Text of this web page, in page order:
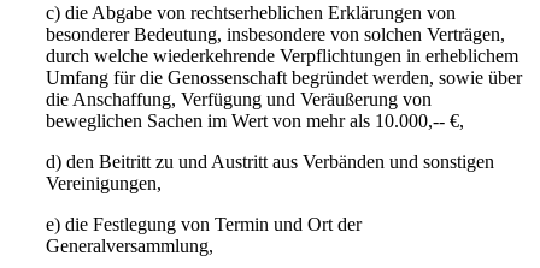
c) die Abgabe von rechtserheblichen Erklärungen von
besonderer Bedeutung, insbesondere von solchen Verträgen,
durch welche wiederkehrende Verpflichtungen in erheblichem
Umfang für die Genossenschaft begründet werden, sowie über
die Anschaffung, Verfügung und Veräußerung von
beweglichen Sachen im Wert von mehr als 10.000,-- €,
d) den Beitritt zu und Austritt aus Verbänden und sonstigen
Vereinigungen,
e) die Festlegung von Termin und Ort der
Generalversammlung,